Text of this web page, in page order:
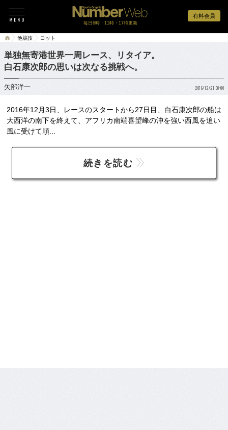
有料会員
毎日6時・11時・17時更新
他競技 ヨット
単独無寄港世界一周レース、リタイア。
白石康次郎の思いは次なる挑戦へ。
矢部洋一 2016/12/21 08:00
2016年12月3日、レースのスタートから27日目、白石康次郎の船は
大西洋の南下を終えて、アフリカ南端喜望峰の沖を強い西風を追い
風に受けて順...
続きを読む